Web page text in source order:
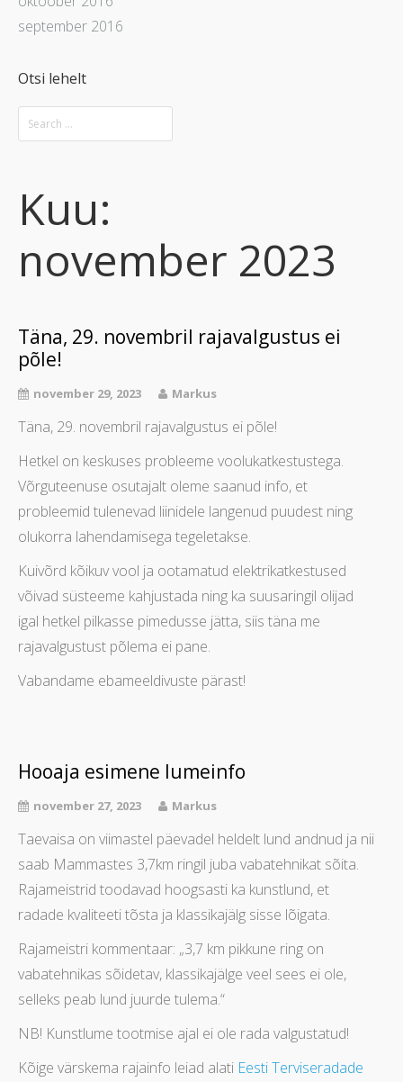
september 2016
Otsi lehelt
Kuu:
november 2023
Täna, 29. novembril rajavalgustus ei
põle!
november 29, 2023 Markus
Täna, 29. novembril rajavalgustus ei põle!
Hetkel on keskuses probleeme voolukatkestustega.
Võrguteenuse osutajalt oleme saanud info, et
probleemid tulenevad liinidele langenud puudest ning
olukorra lahendamisega tegeletakse.
Kuivõrd kõikuv vool ja ootamatud elektrikatkestused
võivad süsteeme kahjustada ning ka suusaringil olijad
igal hetkel pilkasse pimedusse jätta, siis täna me
rajavalgustust põlema ei pane.
Vabandame ebameeldivuste pärast!
Hooaja esimene lumeinfo
november 27, 2023 Markus
Taevaisa on viimastel päevadel heldelt lund andnud ja nii
saab Mammastes 3,7km ringil juba vabatehnikat sõita.
Rajameistrid toodavad hoogsasti ka kunstlund, et
radade kvaliteeti tõsta ja klassikajälg sisse lõigata.
Rajameistri kommentaar: „3,7 km pikkune ring on
vabatehnikas sõidetav, klassikajälge veel sees ei ole,
selleks peab lund juurde tulema.“
NB! Kunstlume tootmise ajal ei ole rada valgustatud!
Kõige värskema rajainfo leiad alati Eesti Terviseradade